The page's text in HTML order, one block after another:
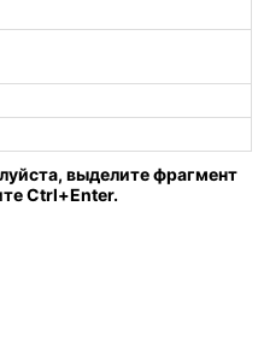
выделите фрагмент
Ctrl+Enter.